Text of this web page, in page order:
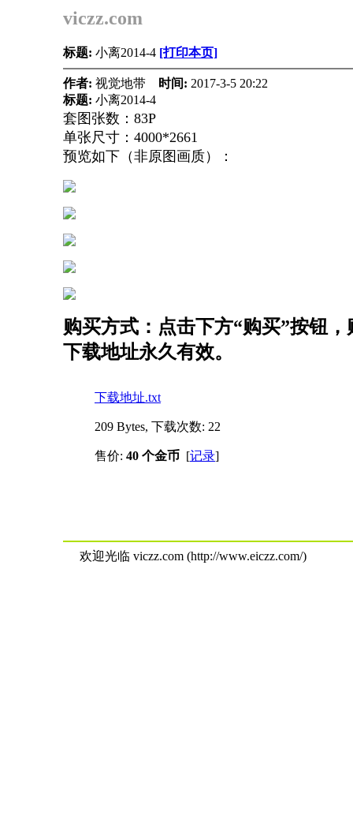
viczz.com
标题: 小离2014-4 [打印本页]
作者: 视觉地带 时间: 2017-3-5 20:22
标题: 小离2014-4
套图张数：83P
单张尺寸：4000*2661
预览如下（非原图画质）：
购买方式：点击下方“购买”按钮
下载地址永久有效。
下载地址.txt
209 Bytes, 下载次数: 22
售价: 40 个金币 [记录]
欢迎光临 viczz.com (http://www.eiczz.com/)